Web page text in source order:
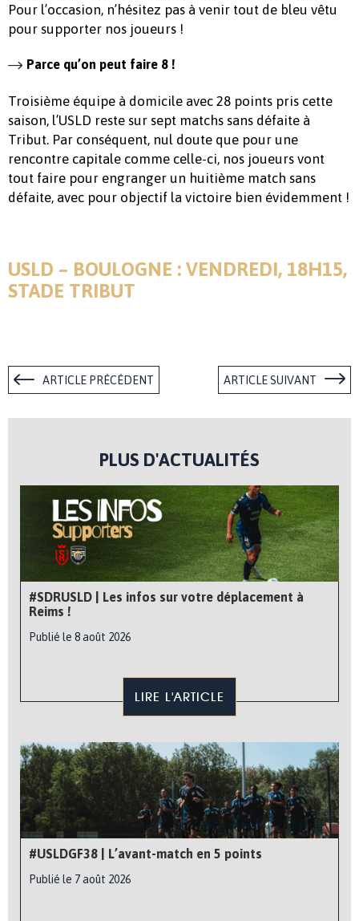
Pour l’occasion, n’hésitez pas à venir tout de bleu vêtu
pour supporter nos joueurs !
Parce qu’on peut faire 8 !
Troisième équipe à domicile avec 28 points pris cette
saison, l’USLD reste sur sept matchs sans défaite à
Tribut. Par conséquent, nul doute que pour une
rencontre capitale comme celle-ci, nos joueurs vont
tout faire pour engranger un huitième match sans
défaite, avec pour objectif la victoire bien évidemment !
USLD – BOULOGNE : VENDREDI, 18H15,
STADE TRIBUT
ARTICLE PRÉCÉDENT ARTICLE SUIVANT
PLUS D'ACTUALITÉS
#SDRUSLD | Les infos sur votre déplacement à
Reims !
Publié le 8 août 2026
LIRE L'ARTICLE
#USLDGF38 | L’avant-match en 5 points
Publié le 7 août 2026